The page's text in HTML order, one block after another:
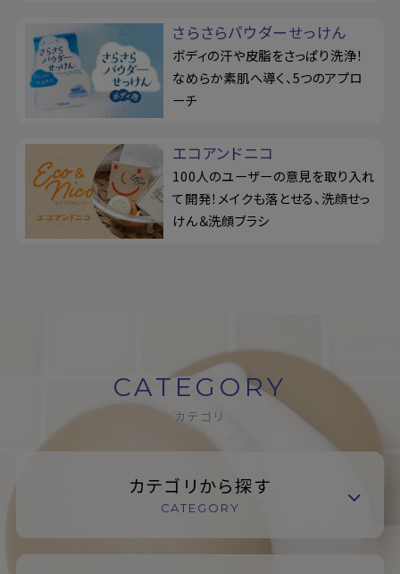
さらさらパウダーせっけん
ボディの汗や皮脂をさっぱり洗浄！
なめらか素肌へ導く、5つのアプロ
ーチ
エコアンドニコ
100人のユーザーの意見を取り入れ
て開発！メイクも落とせる、洗顔せっ
けん＆洗顔ブラシ
CATEGORY
カテゴリ
カテゴリから探す
CATEGORY